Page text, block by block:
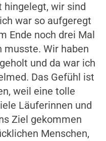
hingelegt, wir sind
war so aufgeregt
Ende noch drei Mal
musste. Wir haben
und da war ich
Das Gefühl ist
weil eine tolle
Läuferinnen und
Ziel gekommen
Menschen,